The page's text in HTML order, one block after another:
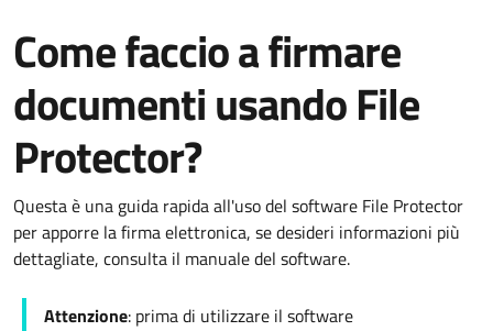
Come faccio a firmare
documenti usando File
Protector?
Questa è una guida rapida all'uso del software File Protector
per apporre la firma elettronica, se desideri informazioni più
dettagliate, consulta il manuale del software.
Attenzione: prima di utilizzare il software